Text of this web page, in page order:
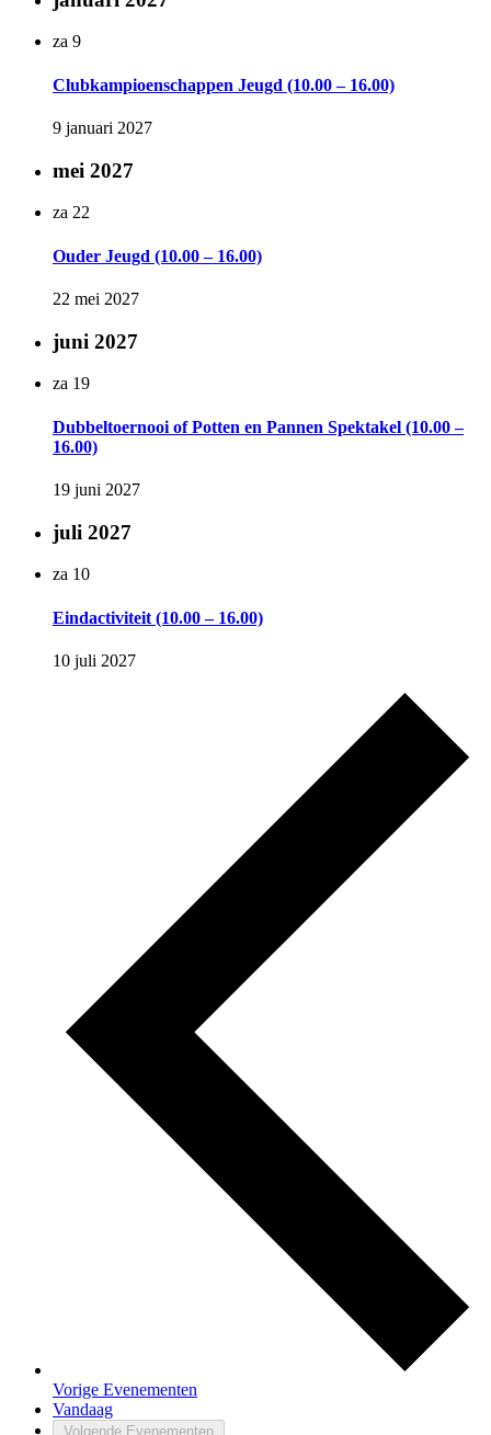
za 9
Clubkampioenschappen Jeugd (10.00 – 16.00)
9 januari 2027
mei 2027
za 22
Ouder Jeugd (10.00 – 16.00)
22 mei 2027
juni 2027
za 19
Dubbeltoernooi of Potten en Pannen Spektakel (10.00 –
16.00)
19 juni 2027
juli 2027
za 10
Eindactiviteit (10.00 – 16.00)
10 juli 2027
Vorige Evenementen
Vandaag
Volgende Evenementen